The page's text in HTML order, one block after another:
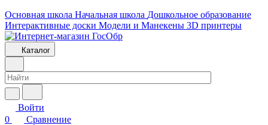
Основная школа Начальная школа Дошкольное образование
Интерактивные доски Модели и Манекены 3D принтеры
Каталог
Войти
0
Сравнение